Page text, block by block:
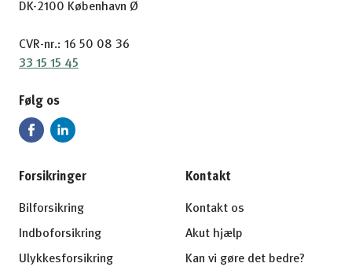
DK-2100 København Ø
CVR-nr.: 16 50 08 36
33 15 15 45
Følg os
Forsikringer
Bilforsikring
Indboforsikring
Ulykkesforsikring
Kontakt
Kontakt os
Akut hjælp
Kan vi gøre det bedre?